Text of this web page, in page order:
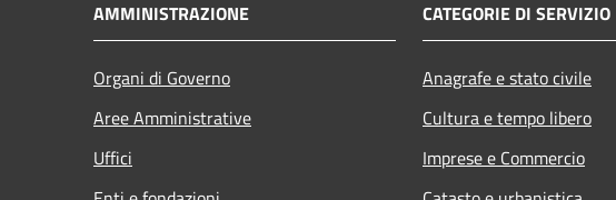
AMMINISTRAZIONE
Organi di Governo
Aree Amministrative
Uffici
CATEGORIE DI SERVIZIO
Anagrafe e stato civile
Cultura e tempo libero
Imprese e Commercio